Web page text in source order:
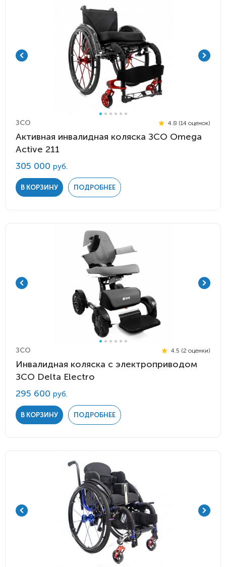
ЗСО 4.8 (14 оценок)
Активная инвалидная коляска ЗСО Omega
Active 211
305 000 руб.
В КОРЗИНУ ПОДРОБНЕЕ
ЗСО 4.5 (2 оценки)
Инвалидная коляска с электроприводом
ЗСО Delta Electro
295 600 руб.
В КОРЗИНУ ПОДРОБНЕЕ